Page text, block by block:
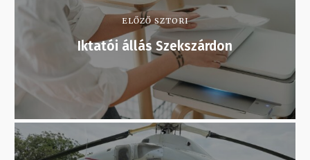
ELŐZŐ SZTORI
Iktatói állás Szekszárdon